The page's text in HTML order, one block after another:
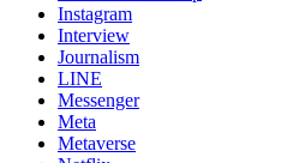
Instagram
Interview
Journalism
LINE
Messenger
Meta
Metaverse